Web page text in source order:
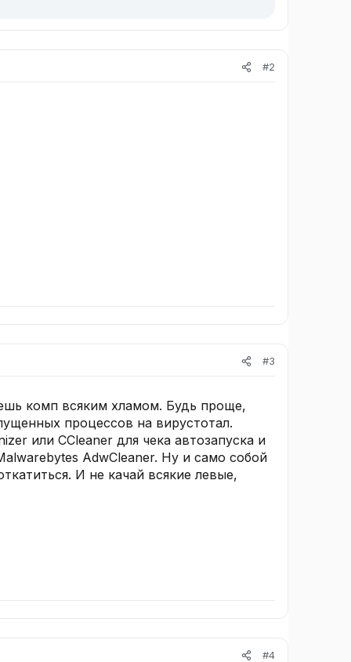
#2
#3
комп всяким хламом. Будь проще,
процессов на вирустотал.
или CCleaner для чека автозапуска и
AdwCleaner. Ну и само собой
И не качай всякие левые,
#4